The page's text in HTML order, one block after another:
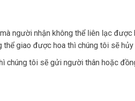
người nhận không thể liên lạc
giao được hoa thì chúng tôi sẽ
chúng tôi sẽ gửi người thân hoặc